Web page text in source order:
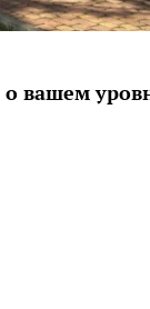
о вашем